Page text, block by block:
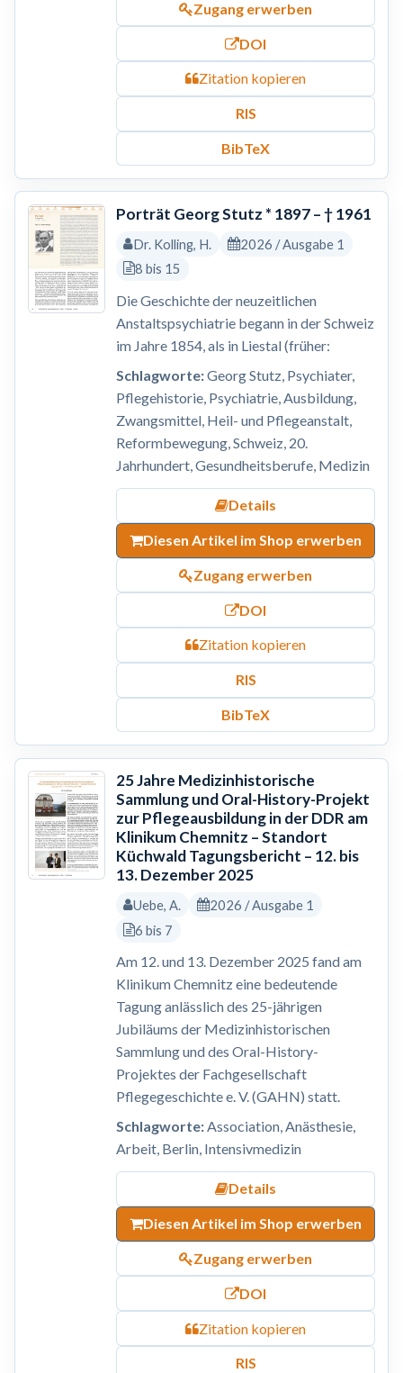
Zugang erwerben
DOI
Zitation kopieren
RIS
BibTeX
Porträt Georg Stutz * 1897 – † 1961
Dr. Kolling, H.
2026 / Ausgabe 1
8 bis 15
Die Geschichte der neuzeitlichen
Anstaltspsychiatrie begann in der Schweiz
im Jahre 1854, als in Liestal (früher:
Schlagworte:Georg Stutz, Psychiater,
Pflegehistorie, Psychiatrie, Ausbildung,
Zwangsmittel, Heil- und Pflegeanstalt,
Reformbewegung, Schweiz, 20.
Jahrhundert, Gesundheitsberufe, Medizin
Details
Diesen Artikel im Shop erwerben
Zugang erwerben
DOI
Zitation kopieren
RIS
BibTeX
25 Jahre Medizinhistorische
Sammlung und Oral-History-Projekt
zur Pflegeausbildung in der DDR am
Klinikum Chemnitz – Standort
Küchwald Tagungsbericht – 12. bis
13. Dezember 2025
Uebe, A.
2026 / Ausgabe 1
6 bis 7
Am 12. und 13. Dezember 2025 fand am
Klinikum Chemnitz eine bedeutende
Tagung anlässlich des 25-jährigen
Jubiläums der Medizinhistorischen
Sammlung und des Oral-History-
Projektes der Fachgesellschaft
Pflegegeschichte e. V. (GAHN) statt.
Schlagworte:Association, Anästhesie,
Arbeit, Berlin, Intensivmedizin
Details
Diesen Artikel im Shop erwerben
Zugang erwerben
DOI
Zitation kopieren
RIS